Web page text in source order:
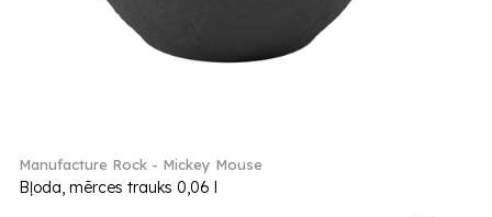
Manufacture Rock - Mickey Mouse
Bļoda, mērces trauks 0,06 l